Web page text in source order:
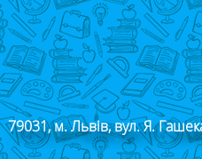
79031, м. Львів, вул. Я.